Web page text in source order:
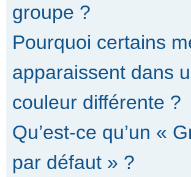
groupe ?
Pourquoi certains
apparaissent dans
couleur différente ?
Qu’est-ce qu’un «
par défaut » ?